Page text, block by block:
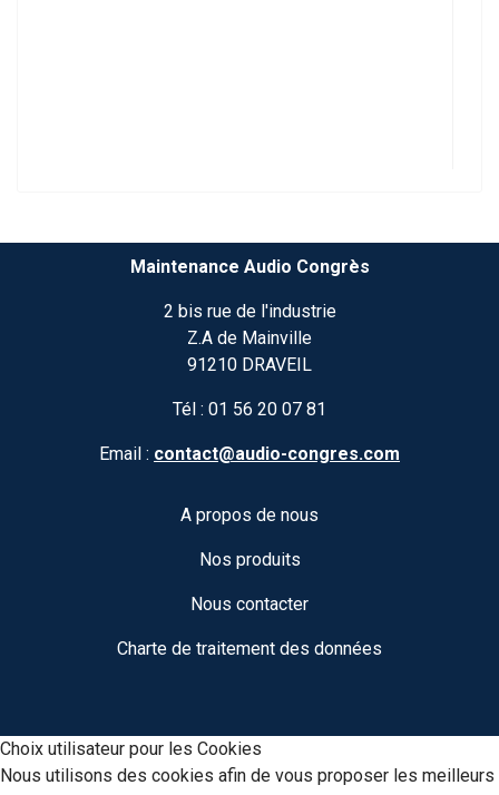
Maintenance Audio Congrès
2 bis rue de l'industrie
Z.A de Mainville
91210 DRAVEIL
Tél : 01 56 20 07 81
Email : contact@audio-congres.com
A propos de nous
Nos produits
Nous contacter
Charte de traitement des données
Choix utilisateur pour les Cookies
Nous utilisons des cookies afin de vous proposer les meilleurs